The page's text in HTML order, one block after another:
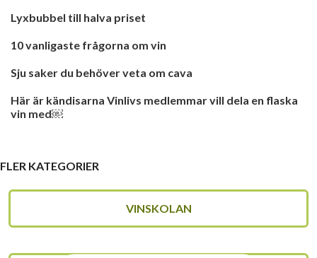
Lyxbubbel till halva priset
10 vanligaste frågorna om vin
Sju saker du behöver veta om cava
Här är kändisarna Vinlivs medlemmar vill dela en flaska
vin med￼
FLER KATEGORIER
VINSKOLAN